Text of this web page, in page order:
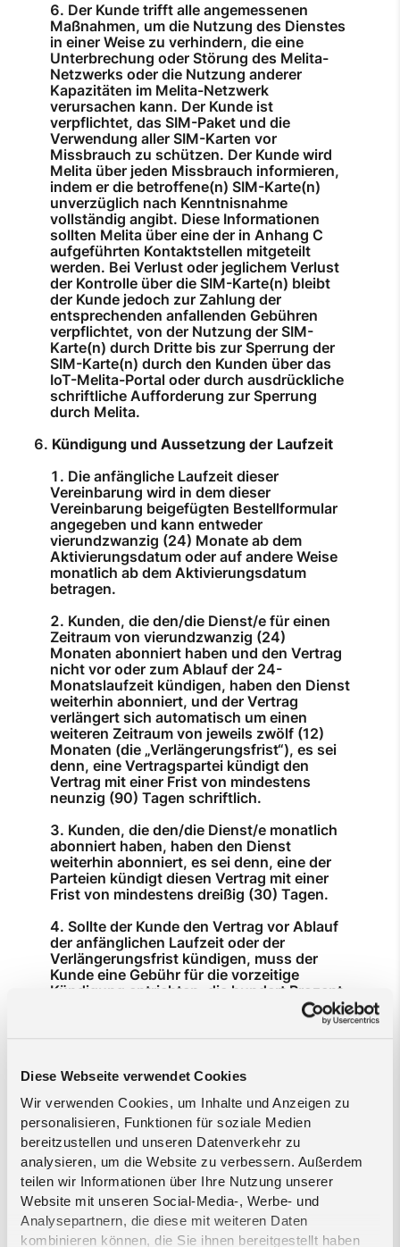
Diese Webseite verwendet Cookies
Wir verwenden Cookies, um Inhalte und Anzeigen zu
personalisieren, Funktionen für soziale Medien
bereitzustellen und unseren Datenverkehr zu
analysieren, um die Website zu verbessern. Außerdem
teilen wir Informationen über Ihre Nutzung unserer
Website mit unseren Social-Media-, Werbe- und
Analysepartnern, die diese mit weiteren Daten
kombinieren können, die Sie ihnen bereitgestellt haben
Der Kunde trifft alle angemessenen
Maßnahmen, um die Nutzung des Dienstes
in einer Weise zu verhindern, die eine
Unterbrechung oder Störung des Melita-
Netzwerks oder die Nutzung anderer
Kapazitäten im Melita-Netzwerk
verursachen kann. Der Kunde ist
verpflichtet, das SIM-Paket und die
Verwendung aller SIM-Karten vor
Missbrauch zu schützen. Der Kunde wird
Melita über jeden Missbrauch informieren,
indem er die betroffene(n) SIM-Karte(n)
unverzüglich nach Kenntnisnahme
vollständig angibt. Diese Informationen
sollten Melita über eine der in Anhang C
aufgeführten Kontaktstellen mitgeteilt
werden. Bei Verlust oder jeglichem Verlust
der Kontrolle über die SIM-Karte(n) bleibt
der Kunde jedoch zur Zahlung der
entsprechenden anfallenden Gebühren
verpflichtet, von der Nutzung der SIM-
Karte(n) durch Dritte bis zur Sperrung der
SIM-Karte(n) durch den Kunden über das
IoT-Melita-Portal oder durch ausdrückliche
schriftliche Aufforderung zur Sperrung
durch Melita.
Kündigung und Aussetzung der Laufzeit
Die anfängliche Laufzeit dieser
Vereinbarung wird in dem dieser
Vereinbarung beigefügten Bestellformular
angegeben und kann entweder
vierundzwanzig (24) Monate ab dem
Aktivierungsdatum oder auf andere Weise
monatlich ab dem Aktivierungsdatum
betragen.
Kunden, die den/die Dienst/e für einen
Zeitraum von vierundzwanzig (24)
Monaten abonniert haben und den Vertrag
nicht vor oder zum Ablauf der 24-
Monatslaufzeit kündigen, haben den Dienst
weiterhin abonniert, und der Vertrag
verlängert sich automatisch um einen
weiteren Zeitraum von jeweils zwölf (12)
Monaten (die „Verlängerungsfrist“), es sei
denn, eine Vertragspartei kündigt den
Vertrag mit einer Frist von mindestens
neunzig (90) Tagen schriftlich.
Kunden, die den/die Dienst/e monatlich
abonniert haben, haben den Dienst
weiterhin abonniert, es sei denn, eine der
Parteien kündigt diesen Vertrag mit einer
Frist von mindestens dreißig (30) Tagen.
Sollte der Kunde den Vertrag vor Ablauf
der anfänglichen Laufzeit oder der
Verlängerungsfrist kündigen, muss der
Kunde eine Gebühr für die vorzeitige
Kündigung entrichten, die hundert Prozent
(100%) der monatlichen Restgebühren
vorhergehenden Absatzes kann Melita
schriftliche Mitteilung an den Kunden
kündigen:
Wenn der Kunde einen wesentlichen
Verstoß gegen diese Vereinbarung
begangen hat und diesen Verstoß
nicht innerhalb von zehn (10) Tagen
nach Mitteilung eines solchen
Verstoßes durch Melita behoben hat;